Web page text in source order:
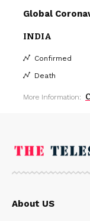
Global
INDIA
Confirmed
Death
More Information:
About US